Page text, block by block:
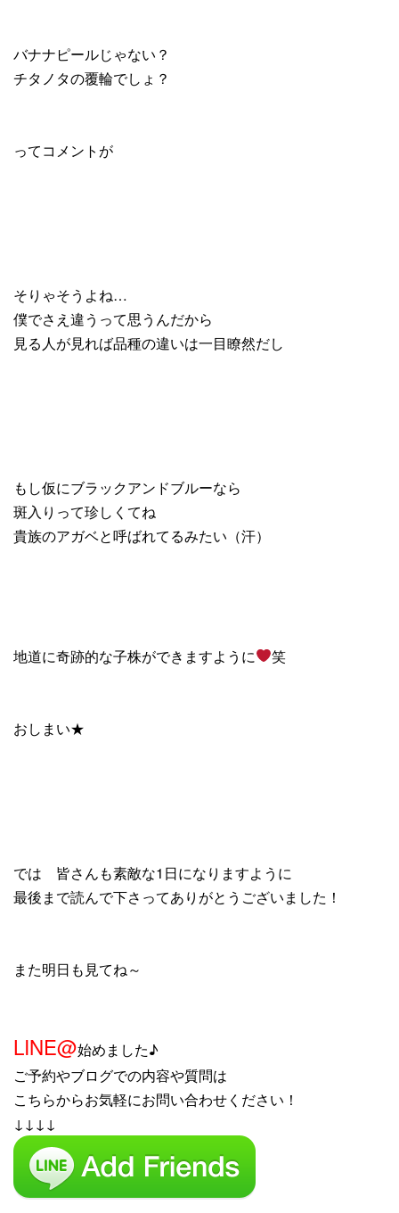
バナナピールじゃない？
チタノタの覆輪でしょ？
ってコメントが
そりゃそうよね…
僕でさえ違うって思うんだから
見る人が見れば品種の違いは一目瞭然だし
もし仮にブラックアンドブルーなら
斑入りって珍しくてね
貴族のアガベと呼ばれてるみたい（汗）
地道に奇跡的な子株ができますように 笑
おしまい★
では 皆さんも素敵な1日になりますように
最後まで読んで下さってありがとうございました！
また明日も見てね～
LINE@始めました♪
ご予約やブログでの内容や質問は
こちらからお気軽にお問い合わせください！
↓↓↓↓